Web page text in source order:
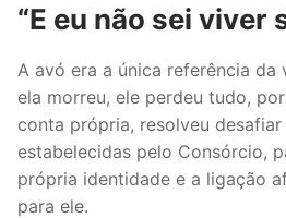
“E eu não sei viver
A avó era a única referência da
ela morreu, ele perdeu tudo,
conta própria, resolveu desafiar
estabelecidas pelo Consórcio,
própria identidade e a ligação
para ele.